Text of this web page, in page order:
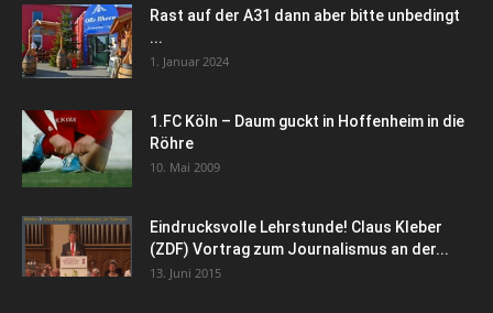
Rast auf der A31 dann aber bitte unbedingt
...
1. Januar 2024
1.FC Köln – Daum guckt in Hoffenheim in die
Röhre
10. Mai 2009
Eindrucksvolle Lehrstunde! Claus Kleber
(ZDF) Vortrag zum Journalismus an der...
13. Juni 2015